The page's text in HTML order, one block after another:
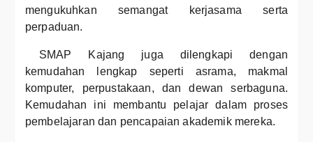
mengukuhkan semangat kerjasama serta
perpaduan.
SMAP Kajang juga dilengkapi dengan
kemudahan lengkap seperti asrama, makmal
komputer, perpustakaan, dan dewan serbaguna.
Kemudahan ini membantu pelajar dalam proses
pembelajaran dan pencapaian akademik mereka.